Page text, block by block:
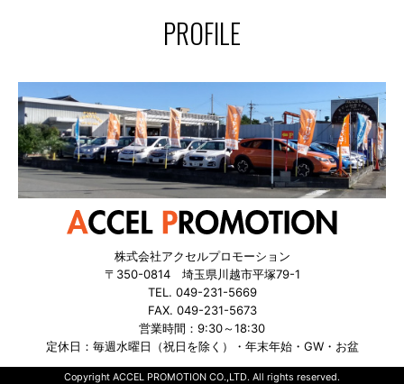
PROFILE
株式会社アクセルプロモーション
〒350-0814 埼玉県川越市平塚79-1
TEL. 049-231-5669
FAX. 049-231-5673
営業時間：9:30～18:30
定休日：毎週水曜日（祝日を除く）・年末年始・GW・お盆
Copyright ACCEL PROMOTION CO.,LTD. All rights reserved.